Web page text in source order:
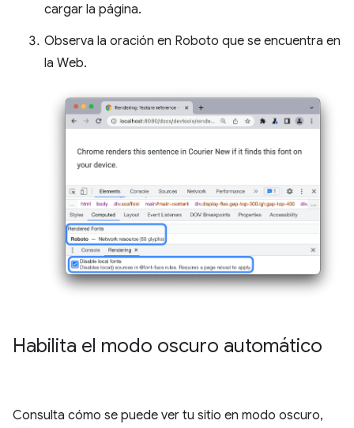
cargar la página.
Observa la oración en Roboto que se encuentra en
la Web.
Habilita el modo oscuro automático
Consulta cómo se puede ver tu sitio en modo oscuro,